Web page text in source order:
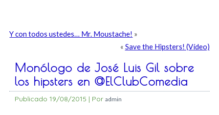
Y con todos ustedes… Mr. Moustache! »
« Save the Hipsters! (Vídeo)
Monólogo de José Luis Gil sobre
los hipsters en @ElClubComedia
Publicado 19/08/2015 | Por admin